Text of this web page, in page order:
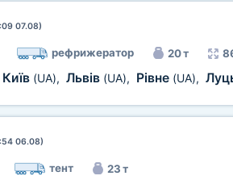
07.08)
рефрижератор 20 т
Київ (UA), Львів (UA), Рівне (UA),
06.08)
тент 23 т